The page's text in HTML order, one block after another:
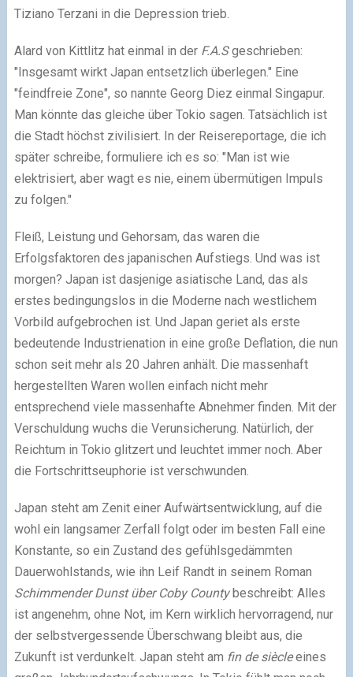
Tiziano Terzani in die Depression trieb.
Alard von Kittlitz hat einmal in der F.A.Sgeschrieben:
"Insgesamt wirkt Japan entsetzlich überlegen." Eine
"feindfreie Zone", so nannte Georg Diez einmal Singapur.
Man könnte das gleiche über Tokio sagen. Tatsächlich ist
die Stadt höchst zivilisiert. In der Reisereportage, die ich
später schreibe, formuliere ich es so: "Man ist wie
elektrisiert, aber wagt es nie, einem übermütigen Impuls
zu folgen."
Fleiß, Leistung und Gehorsam, das waren die
Erfolgsfaktoren des japanischen Aufstiegs. Und was ist
morgen? Japan ist dasjenige asiatische Land, das als
erstes bedingungslos in die Moderne nach westlichem
Vorbild aufgebrochen ist. Und Japan geriet als erste
bedeutende Industrienation in eine große Deflation, die nun
schon seit mehr als 20 Jahren anhält. Die massenhaft
hergestellten Waren wollen einfach nicht mehr
entsprechend viele massenhafte Abnehmer finden. Mit der
Verschuldung wuchs die Verunsicherung. Natürlich, der
Reichtum in Tokio glitzert und leuchtet immer noch. Aber
die Fortschrittseuphorie ist verschwunden.
Japan steht am Zenit einer Aufwärtsentwicklung, auf die
wohl ein langsamer Zerfall folgt oder im besten Fall eine
Konstante, so ein Zustand des gefühlsgedämmten
Dauerwohlstands, wie ihn Leif Randt in seinem Roman
Schimmender Dunst über Coby Countybeschreibt: Alles
ist angenehm, ohne Not, im Kern wirklich hervorragend, nur
der selbstvergessende Überschwang bleibt aus, die
Zukunft ist verdunkelt. Japan steht am fin de siècleeines